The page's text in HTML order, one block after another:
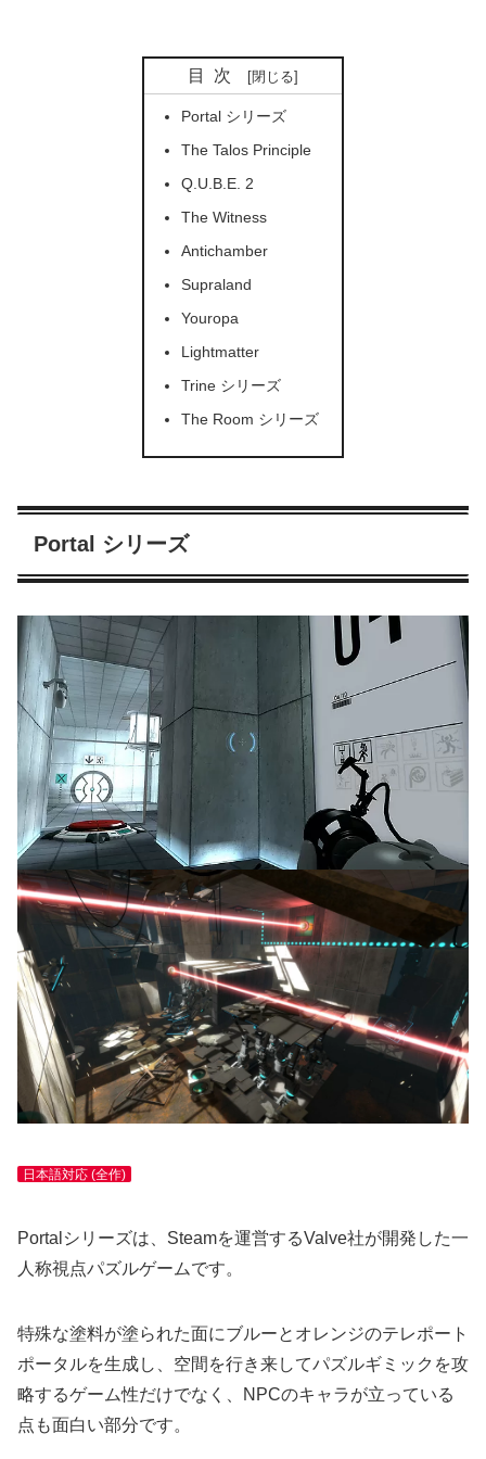
目次
Portal シリーズ
The Talos Principle
Q.U.B.E. 2
The Witness
Antichamber
Supraland
Youropa
Lightmatter
Trine シリーズ
The Room シリーズ
Portal シリーズ
日本語対応 (全作)
Portalシリーズは、Steamを運営するValve社が開発した一
人称視点パズルゲームです。
特殊な塗料が塗られた面にブルーとオレンジのテレポート
ポータルを生成し、空間を行き来してパズルギミックを攻
略するゲーム性だけでなく、NPCのキャラが立っている
点も面白い部分です。